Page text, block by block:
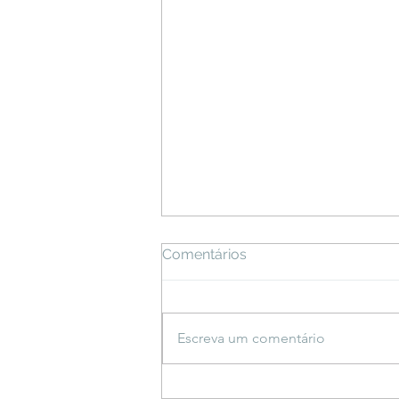
Comentários
Escreva um comentário